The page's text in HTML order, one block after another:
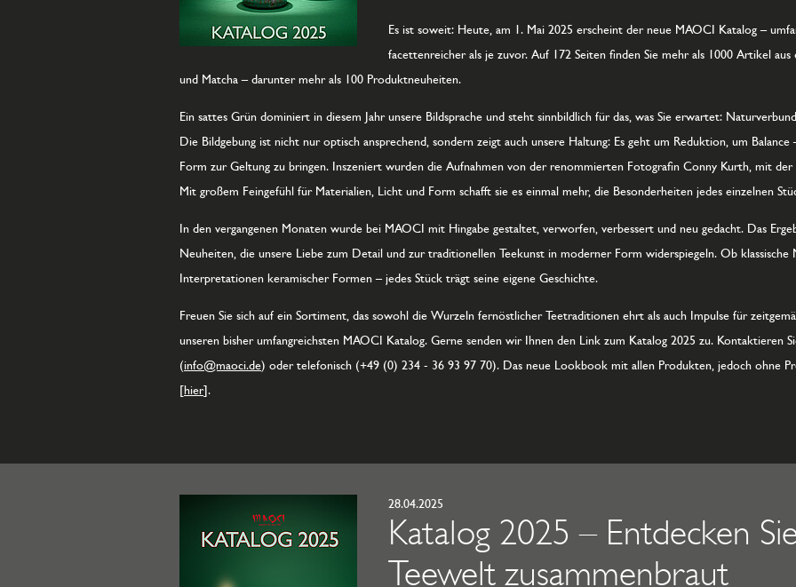
Es ist soweit: Heute, am 1. Mai 2025 erscheint der neue MAOCI Katalog –
facettenreicher als je zuvor. Auf 172 Seiten finden Sie mehr als 1000 Artikel aus
und Matcha – darunter mehr als 100 Produktneuheiten.
Ein sattes Grün dominiert in diesem Jahr unsere Bildsprache und steht sinnbildlich für das, was Sie erwartet:
Die Bildgebung ist nicht nur optisch ansprechend, sondern zeigt auch unsere Haltung: Es geht um Reduktion, um
Form zur Geltung zu bringen. Inszeniert wurden die Aufnahmen von der renommierten Fotografin Conny Kurth, mit der
Mit großem Feingefühl für Materialien, Licht und Form schafft sie es einmal mehr, die Besonderheiten jedes einzelnen
In den vergangenen Monaten wurde bei MAOCI mit Hingabe gestaltet, verworfen, verbessert und neu gedacht. Das
Neuheiten, die unsere Liebe zum Detail und zur traditionellen Teekunst in moderner Form widerspiegeln. Ob
Interpretationen keramischer Formen – jedes Stück trägt seine eigene Geschichte.
Freuen Sie sich auf ein Sortiment, das sowohl die Wurzeln fernöstlicher Teetraditionen ehrt als auch Impulse für
unseren bisher umfangreichsten MAOCI Katalog. Gerne senden wir Ihnen den Link zum Katalog 2025 zu. Kontaktieren
(info@maoci.de) oder telefonisch (+49 (0) 234 - 36 93 97 70). Das neue Lookbook mit allen Produkten, jedoch ohne
[hier].
28.04.2025
Katalog 2025 – Entdecken
Teewelt zusammenbraut